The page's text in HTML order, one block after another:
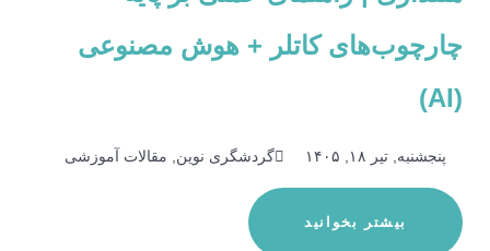
چارچوب‌های کاتلر + هوش مصنوعی
(AI)
پنجشنبه, تیر ۱۸, ۱۴۰۵ گردشگری نوین, مقالات آموزشی
بیشتر بخوانید